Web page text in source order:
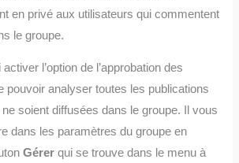
en privé aux utilisateurs qui commentent
le groupe.
l’option de l’approbation des
pouvoir analyser toutes les publications
soient diffusées dans le groupe. Il vous
dans les paramètres du groupe en
Gérer qui se trouve dans le menu à